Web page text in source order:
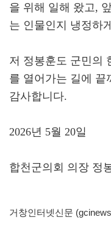
을 위해 일해 왔고,
는 인물인지 냉정하
저 정봉훈도 군민의
를 열어가는 길에 끝
감사합니다.
2026년 5월 20일
합천군의회 의장 정
거창인터넷신문